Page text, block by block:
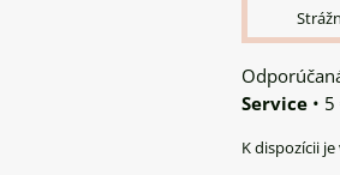
Service • 5